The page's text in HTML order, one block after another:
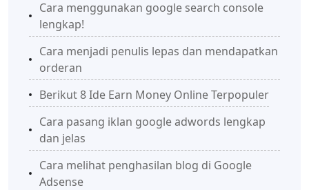
Cara menggunakan google search console
lengkap!
Cara menjadi penulis lepas dan mendapatkan
orderan
Berikut 8 Ide Earn Money Online Terpopuler
Cara pasang iklan google adwords lengkap
dan jelas
Cara melihat penghasilan blog di Google
Adsense